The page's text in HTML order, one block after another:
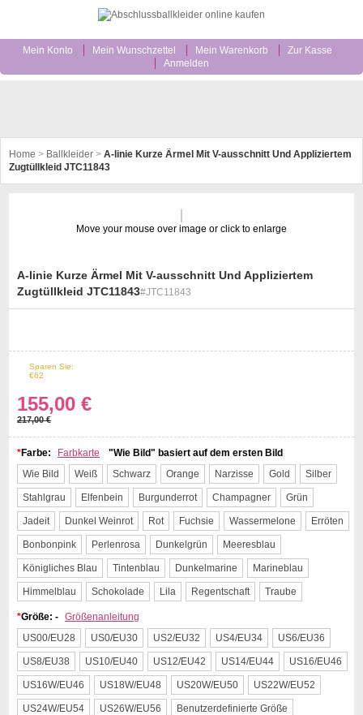
Mein Konto Mein Wunschzettel Mein Warenkorb
Zur Kasse
Anmelden
Home > Ballkleider > A-linie Kurze Ärmel Mit V-ausschnitt Und Appliziertem
Zugtüllkleid JTC11843
A-linie Kurze Ärmel Mit V-ausschnitt Und Appliziertem
Zugtüllkleid JTC11843#JTC11843
155,00 €
217,00 €
Sparen Sie:
€62
*Farbe: Farbkarte
"Wie Bild" basiert auf dem ersten Bild
Wie Bild
Weiß Schwarz Orange Narzisse Gold Silber
Stahlgrau Elfenbein Burgunderrot Champagner Grün
Jadeit Dunkel Weinrot Rot Fuchsie Wassermelone Erröten
Bonbonpink Perlenrosa Dunkelgrün Meeresblau
Königliches Blau Tintenblau Dunkelmarine Marineblau
Himmelblau Schokolade Lila Regentschaft Traube
*Größe: - Größenanleitung
US00/EU28
US0/EU30 US2/EU32 US4/EU34 US6/EU36
US8/EU38 US10/EU40 US12/EU42 US14/EU44 US16/EU46
US16W/EU46 US18W/EU48 US20W/EU50 US22W/EU52
US24W/EU54 US26W/EU56 Benutzerdefinierte Größe
Move your mouse over image or click to enlarge